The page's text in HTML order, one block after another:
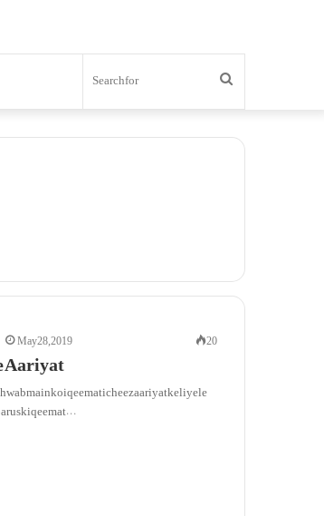
for
May 28, 2019 20
Aariyat
main koi qeemati cheez aariyat ke liye le
us ki qeemat…